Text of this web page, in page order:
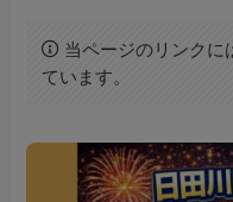
当ページのリンクに
ています。